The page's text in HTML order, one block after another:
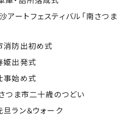
ートフェスティバル「南さつま
防出初め式
出発式
始め式
ま市二十歳のつどい
ラン＆ウォーク